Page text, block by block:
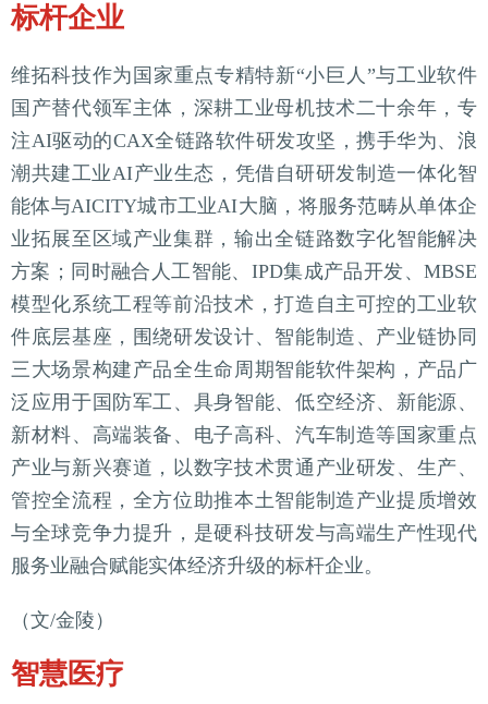
标杆企业
维拓科技作为国家重点专精特新“小巨人”与工业软件
国产替代领军主体，深耕工业母机技术二十余年，专
注AI驱动的CAX全链路软件研发攻坚，携手华为、浪
潮共建工业AI产业生态，凭借自研研发制造一体化智
能体与AICITY城市工业AI大脑，将服务范畴从单体企
业拓展至区域产业集群，输出全链路数字化智能解决
方案；同时融合人工智能、IPD集成产品开发、MBSE
模型化系统工程等前沿技术，打造自主可控的工业软
件底层基座，围绕研发设计、智能制造、产业链协同
三大场景构建产品全生命周期智能软件架构，产品广
泛应用于国防军工、具身智能、低空经济、新能源、
新材料、高端装备、电子高科、汽车制造等国家重点
产业与新兴赛道，以数字技术贯通产业研发、生产、
管控全流程，全方位助推本土智能制造产业提质增效
与全球竞争力提升，是硬科技研发与高端生产性现代
服务业融合赋能实体经济升级的标杆企业。
（文/金陵）
智慧医疗